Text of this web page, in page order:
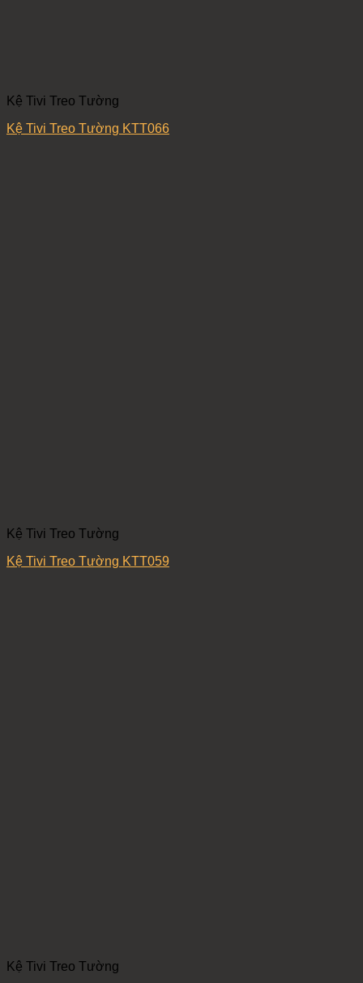
Kệ Tivi Treo Tường
Kệ Tivi Treo Tường KTT066
Kệ Tivi Treo Tường
Kệ Tivi Treo Tường KTT059
Kệ Tivi Treo Tường